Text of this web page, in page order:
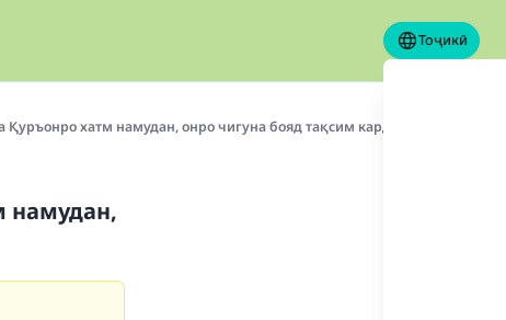
Тоҷикӣ
хатм намудан, онро чигуна бояд тақсим кард?
намудан,